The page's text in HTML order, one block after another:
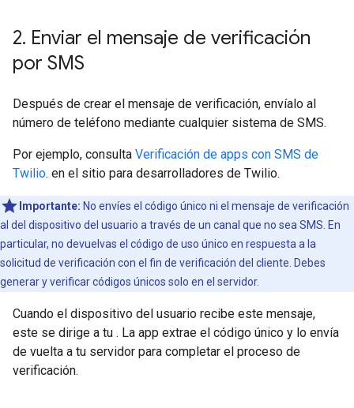
2. Enviar el mensaje de verificación
por SMS
Después de crear el mensaje de verificación, envíalo al
número de teléfono mediante cualquier sistema de SMS.
Por ejemplo, consulta Verificación de apps con SMS de
Twilio. en el sitio para desarrolladores de Twilio.
Importante: No envíes el código único ni el mensaje de verificación
al del dispositivo del usuario a través de un canal que no sea SMS. En
particular, no devuelvas el código de uso único en respuesta a la
solicitud de verificación con el fin de verificación del cliente. Debes
generar y verificar códigos únicos solo en el servidor.
Cuando el dispositivo del usuario recibe este mensaje,
este se dirige a tu . La app extrae el código único y lo envía
de vuelta a tu servidor para completar el proceso de
verificación.